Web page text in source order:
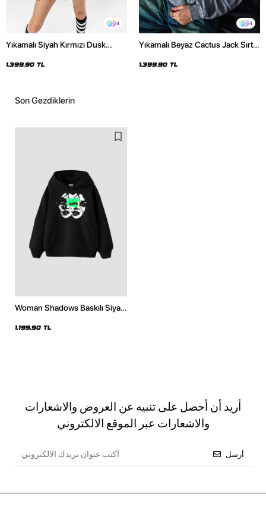
4
Yıkamalı Siyah Kırmızı Dusk
1.399,90 TL
4
Yıkamalı Beyaz Cactus Jack Sırt
1.399,90 TL
Son Gezdiklerin
Woman Shadows Baskılı Siyah
1.199,90 TL
أريد أن أحصل على تنبيه عن العروض والاشعارات
والاشعارات عبر الموقع الالكتروني
أرسل